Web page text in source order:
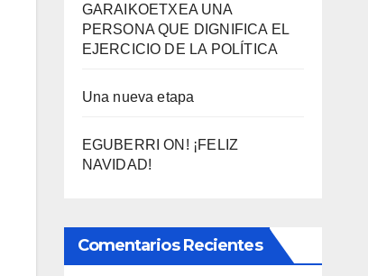
GARAIKOETXEA UNA
PERSONA QUE DIGNIFICA EL
EJERCICIO DE LA POLÍTICA
Una nueva etapa
EGUBERRI ON! ¡FELIZ
NAVIDAD!
Comentarios Recientes